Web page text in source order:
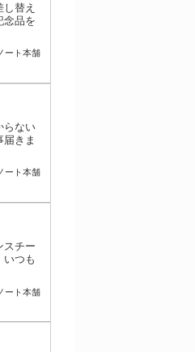
替え
念品を
ート本舗
らない
きま
ート本舗
スチー
いつも
ート本舗